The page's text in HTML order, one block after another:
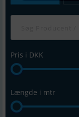
Pris i DKK
Længde i mtr